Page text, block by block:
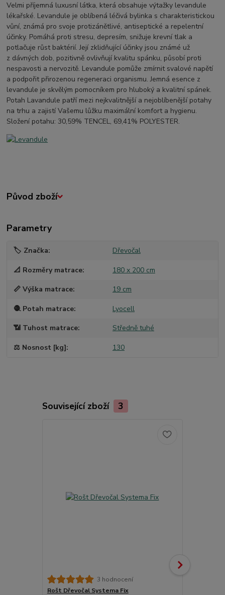
Velmi příjemná luxusní látka, která obsahuje výtažky levandule
lékařské. Levandule je oblíbená léčivá bylinka s charakteristickou
vůní, známá pro svoje protizánětlivé, antiseptické a repelentní
účinky. Pomáhá proti stresu, depresím, snižuje krevní tlak a
potlačuje růst baktérií. Její zklidňující účinky jsou známé už
z dávných dob, pozitivně ovlivňují kvalitu spánku, působí proti
nespavosti a nervozitě. Levandule pomůže zmírnit svalové napětí
a podpořit přirozenou regeneraci organismu. Jemná esence z
levandule je skvělým pomocníkem pro hluboký a kvalitní spánek.
Potah Lavandule patří mezi nejkvalitnější a nejoblíbenější potahy
na trhu a zajistí Vašemu lůžku maximální komfort a hygienu.
Složení potahu: 30,59% TENCEL, 69,41% POLYESTER.
Původ zboží
Parametry
🏷️ Značka Dřevočal
📐 Rozměry matrace 180 x 200 cm
📏 Výška matrace 19 cm
🧶 Potah matrace Lyocell
📶 Tuhost matrace Středně tuhé
⚖️ Nosnost [kg] 130
Související zboží 3
3 hodnocení
Rošt Dřevočal Systema Fix